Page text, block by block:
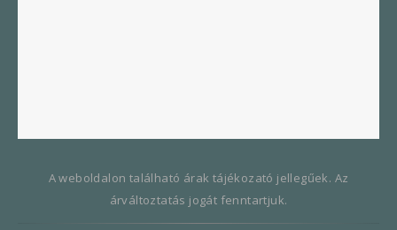
A weboldalon található árak tájékozató jellegűek. Az
árváltoztatás jogát fenntartjuk.